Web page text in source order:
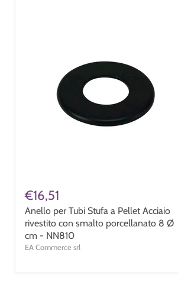
€16,51
Anello per Tubi Stufa a Pellet Acciaio
rivestito con smalto porcellanato 8 Ø
cm - NN810
EA Commerce srl